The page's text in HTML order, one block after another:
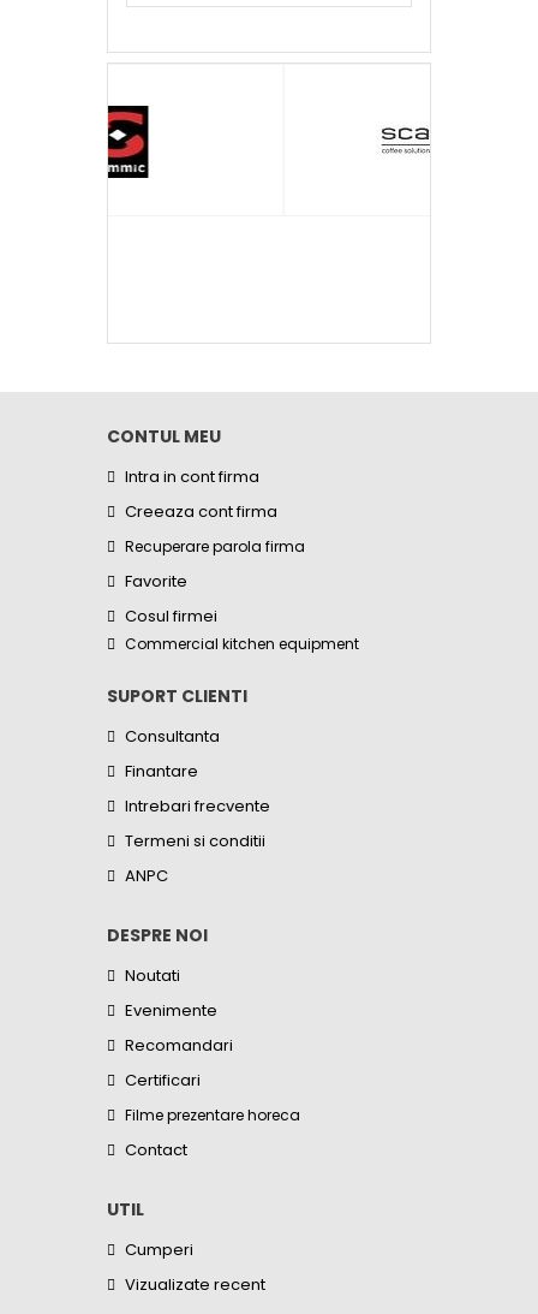
CONTUL MEU
Intra in cont firma
Creeaza cont firma
Recuperare parola firma
Favorite
Cosul firmei
Commercial kitchen equipment
SUPORT CLIENTI
Consultanta
Finantare
Intrebari frecvente
Termeni si conditii
ANPC
DESPRE NOI
Noutati
Evenimente
Recomandari
Certificari
Filme prezentare horeca
Contact
UTIL
Cumperi
Vizualizate recent